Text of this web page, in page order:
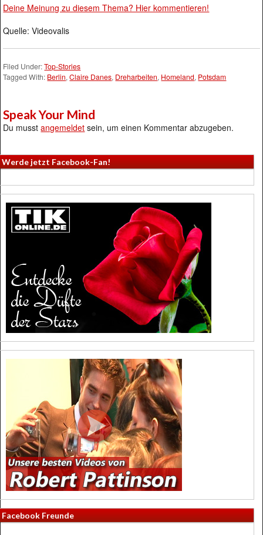
Deine Meinung zu diesem Thema? Hier kommentieren!
Quelle: Videovalis
Filed Under:Top-Stories
Tagged With: Berlin,Claire Danes, Dreharbeiten, Homeland, Potsdam
Speak Your Mind
Du musstangemeldet sein, um einen Kommentar abzugeben.
Werde jetzt Facebook-Fan!
Facebook Freunde